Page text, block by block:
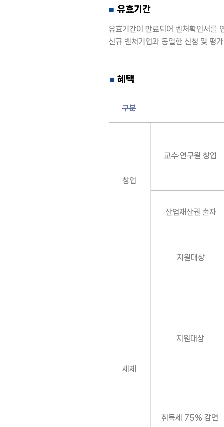
■ 유효기간
유효기간이 만료되어 벤처확인서를
신규 벤처기업과 동일한 신청 및 평
■ 혜택
구분
교수·연구원 창업
창업
산업재산권 출자
지원대상
지원대상
세제
취득세 75% 감면